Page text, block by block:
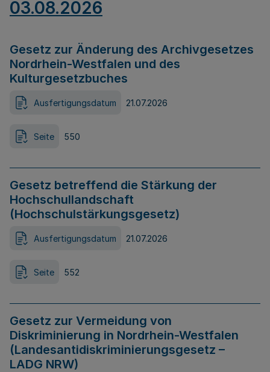
03.08.2026
Gesetz zur Änderung des Archivgesetzes
Nordrhein-Westfalen und des
Kulturgesetzbuches
Ausfertigungsdatum 21.07.2026
Seite 550
Gesetz betreffend die Stärkung der
Hochschullandschaft
(Hochschulstärkungsgesetz)
Ausfertigungsdatum 21.07.2026
Seite 552
Gesetz zur Vermeidung von
Diskriminierung in Nordrhein-Westfalen
(Landesantidiskriminierungsgesetz –
LADG NRW)